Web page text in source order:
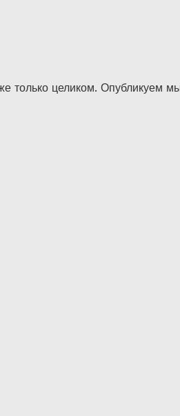
только целиком. Опубликуем